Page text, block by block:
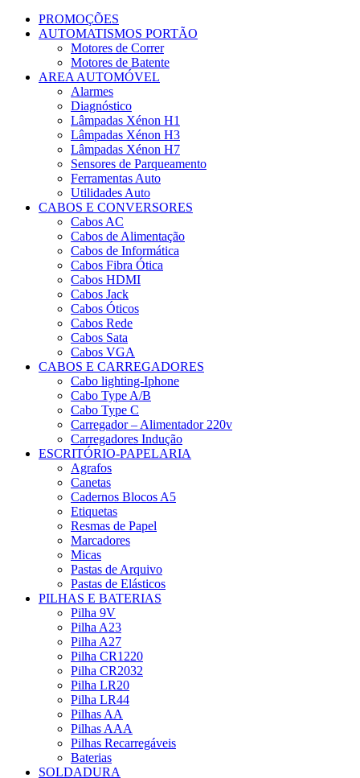
a
de
spam
PROMOÇÕES
AUTOMATISMOS PORTÃO
Motores de Correr
Motores de Batente
AREA AUTOMÓVEL
Alarmes
Diagnóstico
Lâmpadas Xénon H1
Lâmpadas Xénon H3
Lâmpadas Xénon H7
Sensores de Parqueamento
Ferramentas Auto
Utilidades Auto
CABOS E CONVERSORES
Cabos AC
Cabos de Alimentação
Cabos de Informática
Cabos Fibra Ótica
Cabos HDMI
Cabos Jack
Cabos Óticos
Cabos Rede
Cabos Sata
Cabos VGA
CABOS E CARREGADORES
Cabo lighting-Iphone
Cabo Type A/B
Cabo Type C
Carregador – Alimentador 220v
Carregadores Indução
ESCRITÓRIO-PAPELARIA
Agrafos
Canetas
Cadernos Blocos A5
Etiquetas
Resmas de Papel
Marcadores
Micas
Pastas de Arquivo
Pastas de Elásticos
PILHAS E BATERIAS
Pilha 9V
Pilha A23
Pilha A27
Pilha CR1220
Pilha CR2032
Pilha LR20
Pilha LR44
Pilhas AA
Pilhas AAA
Pilhas Recarregáveis
Baterias
SOLDADURA